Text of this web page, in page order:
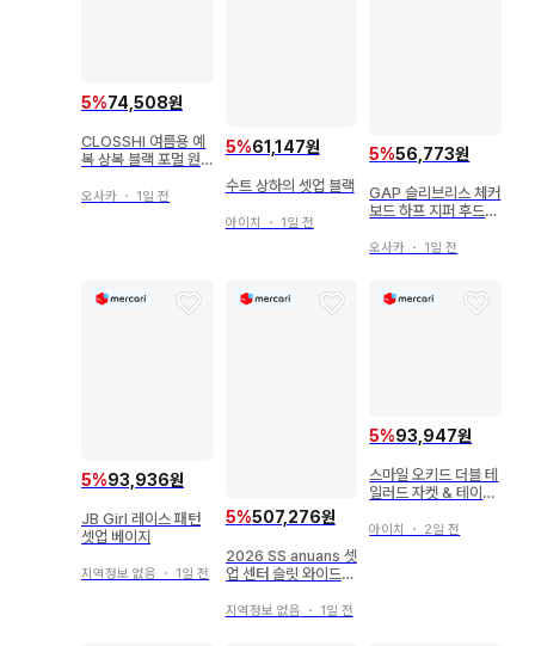
5%74,508원
CLOSSHI 여름용 예
복 상복 블랙 포멀 원
오사카 ・ 1일 전
5%61,147원
수트 상하의 셋업 블랙
아이치 ・ 1일 전
5%56,773원
GAP 슬리브리스 체커
보드 하프 지퍼 후드티
오사카 ・ 1일 전
5%93,936원
JB Girl 레이스 패턴
셋업 베이지
지역정보 없음 ・ 1일 전
5%507,276원
2026 SS anuans 셋
업 센터 슬릿 와이드
지역정보 없음 ・ 1일 전
5%93,947원
스마일 오키드 더블 테
일러드 자켓 & 테이퍼
아이치 ・ 2일 전